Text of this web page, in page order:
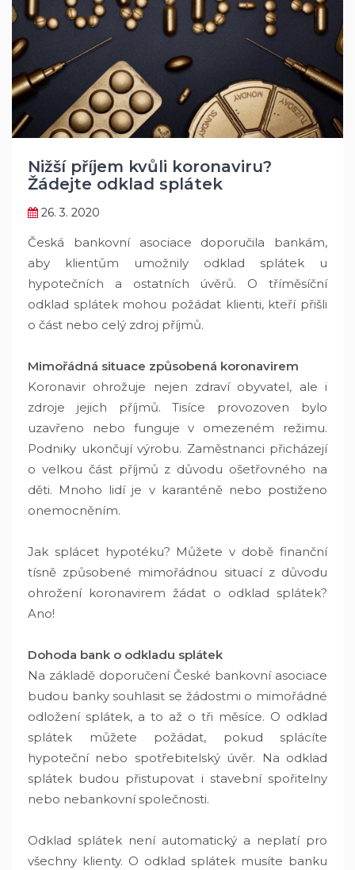
Nižší příjem kvůli koronaviru?
Žádejte odklad splátek
26. 3. 2020
Česká bankovní asociace doporučila bankám,
aby klientům umožnily odklad splátek u
hypotečních a ostatních úvěrů. O tříměsíční
odklad splátek mohou požádat klienti, kteří přišli
o část nebo celý zdroj příjmů.
Mimořádná situace způsobená koronavirem
Koronavir ohrožuje nejen zdraví obyvatel, ale i
zdroje jejich příjmů. Tisíce provozoven bylo
uzavřeno nebo funguje v omezeném režimu.
Podniky ukončují výrobu. Zaměstnanci přicházejí
o velkou část příjmů z důvodu ošetřovného na
děti. Mnoho lidí je v karanténě nebo postiženo
onemocněním.
Jak splácet hypotéku? Můžete v době finanční
tísně způsobené mimořádnou situací z důvodu
ohrožení koronavirem žádat o odklad splátek?
Ano!
Dohoda bank o odkladu splátek
Na základě doporučení České bankovní asociace
budou banky souhlasit se žádostmi o mimořádné
odložení splátek, a to až o tři měsíce. O odklad
splátek můžete požádat, pokud splácíte
hypoteční nebo spotřebitelský úvěr. Na odklad
splátek budou přistupovat i stavební spořitelny
nebo nebankovní společnosti.
Odklad splátek není automatický a neplatí pro
všechny klienty. O odklad splátek musíte banku